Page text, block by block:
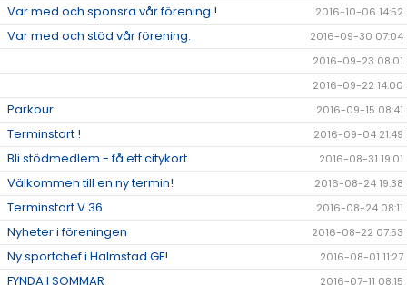
Var med och sponsra vår förening ! 2016-10-06 14:52
Var med och stöd vår förening.
2016-09-30 07:04
2016-09-23 08:01
2016-09-22 14:00
Parkour 2016-09-15 08:41
Terminstart ! 2016-09-04 21:49
Bli stödmedlem - få ett citykort 2016-08-31 19:01
Välkommen till en ny termin! 2016-08-24 19:38
Terminstart V.36 2016-08-24 08:11
Nyheter i föreningen 2016-08-22 07:53
Ny sportchef i Halmstad GF! 2016-08-01 11:27
FYNDA I SOMMAR 2016-07-11 08:15